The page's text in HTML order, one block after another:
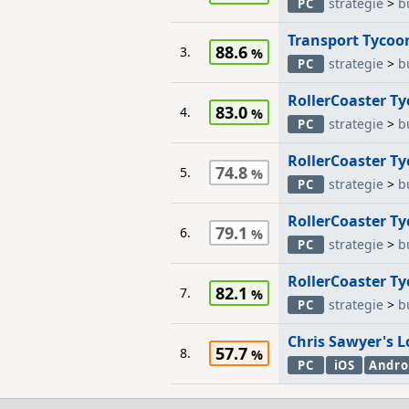
PC
3. 88.6
Transport
PC strategie >
4. 83.0
RollerCoaster
PC strategie >
5. 74.8
RollerCoaster
PC strategie >
6. 79.1
RollerCoaster
PC strategie >
7. 82.1
RollerCoaster
PC strategie >
8. 57.7
Chris Sawyer's
PC iOS